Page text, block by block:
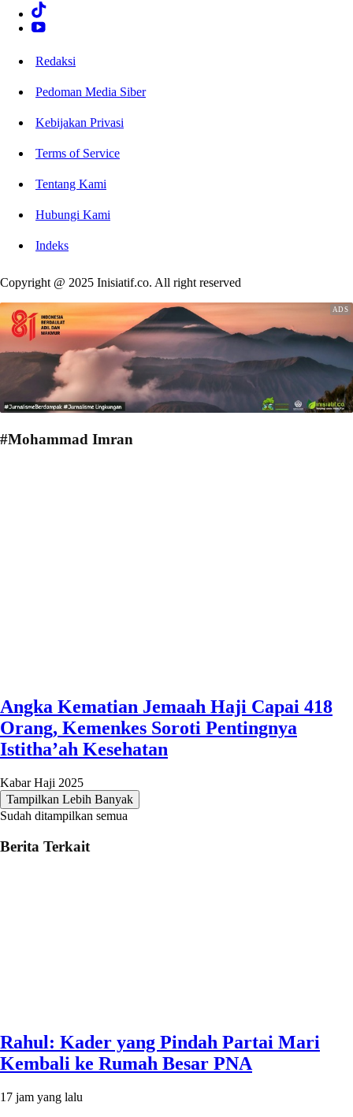
Redaksi
Pedoman Media Siber
Kebijakan Privasi
Terms of Service
Tentang Kami
Hubungi Kami
Indeks
Copyright @ 2025 Inisiatif.co. All right reserved
#Mohammad Imran
Angka Kematian Jemaah Haji Capai 418
Orang, Kemenkes Soroti Pentingnya
Istitha’ah Kesehatan
Kabar Haji 2025
Tampilkan Lebih Banyak
Sudah ditampilkan semua
Berita Terkait
Rahul: Kader yang Pindah Partai Mari
Kembali ke Rumah Besar PNA
17 jam yang lalu